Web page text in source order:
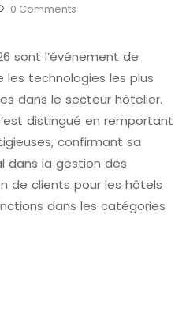
0 Comments
sont l’événement de
technologies les plus
dans le secteur hôtelier.
distingué en remportant
confirmant sa
dans la gestion des
de clients pour les hôtels
dans les catégories